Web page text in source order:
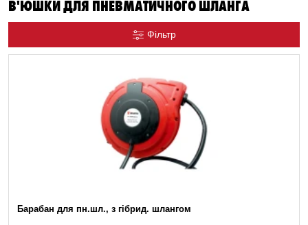
В'ЮШКИ ДЛЯ ПНЕВМАТИЧНОГО ШЛАНГА
Фільтр
Барабан для пн.шл., з гібрид. шлангом